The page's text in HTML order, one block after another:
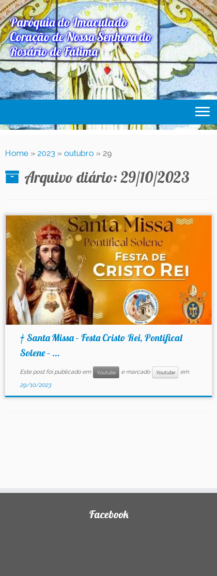
Paróquia do Imaculado
Coração de Nossa Senhora do
Rosário de Fátima
Paróquia
Expediente Paroquial
Acesse Também
Contato
Home » 2023 » outubro » 29
Arquivo diário: 29/10/2023
† Santa Missa – Festa Cristo Rei, Pontifical
Solene – ...
Este post foi publicado em Youtube e marcado Youtube
em
29/10/2023
Facebook